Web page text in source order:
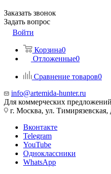
Заказать звонок
Задать вопрос
Войти
Корзина0
Отложенные0
Сравнение товаров0
info@artemida-hunter.ru
Для коммерческих
г. Москва, ул. Тимирязевская,
Вконтакте
Telegram
YouTube
Одноклассники
WhatsApp